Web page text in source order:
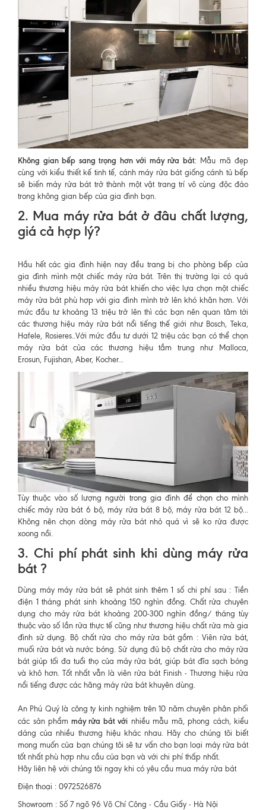
Không gian bếp sang trọng hơn với máy rửa bát: Mẫu mã đẹp
cùng với kiểu thiết kế tinh tế, cánh máy rửa bát giống cánh tủ bếp
sẽ biến máy rửa bát trở thành một vật trang trí vô cùng độc đáo
trong không gian bếp của gia đình bạn.
2. Mua máy rửa bát ở đâu chất lượng,
giá cả hợp lý?
Hầu hết các gia đình hiện nay đều trang bị cho phòng bếp của
gia đình mình một chiếc máy rửa bát. Trên thị trường lại có quá
nhiều thương hiệu máy rửa bát khiến cho việc lựa chọn một chiếc
máy rửa bát phù hợp với gia đình mình trở lên khó khăn hơn. Với
mức đầu tư khoảng 13 triệu trở lên thì các bạn nên quan tâm tới
các thương hiệu máy rửa bát nổi tiếng thế giới như Bosch, Teka,
Hafele, Rosieres..Với mức đầu tư dưới 12 triệu các bạn có thể chọn
máy rửa bát của các thương hiệu tầm trung như Malloca,
Erosun, Fujishan, Aber, Kocher...
Tùy thuộc vào số lượng người trong gia đình để chọn cho mình
chiếc máy rửa bát 6 bộ, máy rửa bát 8 bộ, máy rửa bát 12 bộ...
Không nên chọn dòng máy rửa bát nhỏ quá vì sẽ ko rửa được
xoong nồi.
3. Chi phí phát sinh khi dùng máy rửa
bát ?
Dùng máy máy rửa bát sẽ phát sinh thêm 1 số chi phí sau : Tiền
điện 1 tháng phát sinh khoảng 150 nghìn đồng. Chất rửa chuyên
dụng cho máy rửa bát khoảng 200-300 nghìn đồng/ tháng tùy
thuộc vào số lần rửa thực tế cũng như thương hiệu chất rửa mà gia
đình sử dụng. Bộ chất rửa cho máy rửa bát gồm : Viên rửa bát,
muối rửa bát và nước bóng. Sử dụng đủ bộ chất rửa cho máy rửa
bát giúp tối đa tuổi thọ của máy rửa bát, giúp bát đĩa sạch bóng
và khô hơn. Tốt nhất vẫn là viên rửa bát Finish - Thương hiệu rửa
nổi tiếng được các hãng máy rửa bát khuyên dùng.
An Phú Quý là công ty kinh nghiệm trên 10 năm chuyên phân phối
các sản phẩm máy rửa bát với nhiều mẫu mã, phong cách, kiểu
dáng của nhiều thương hiệu khác nhau. Hãy cho chúng tôi biết
mong muốn của bạn chúng tôi sẽ tư vấn cho bạn loại máy rửa bát
tốt nhất phù hợp nhu cầu của bạn và với chi phí thấp nhất.
Hãy liên hệ với chúng tôi ngay khi có yêu cầu mua máy rửa bát
Điện thoại : 0972526876
Showroom : Số 7 ngõ 96 Võ Chí Công - Cầu Giấy - Hà Nội